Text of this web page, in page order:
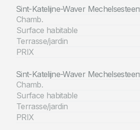
Sint-Katelijne-Waver
Chamb.
Surface habitable
Terrasse/jardin
PRIX
Sint-Katelijne-Waver
Chamb.
Surface habitable
Terrasse/jardin
PRIX